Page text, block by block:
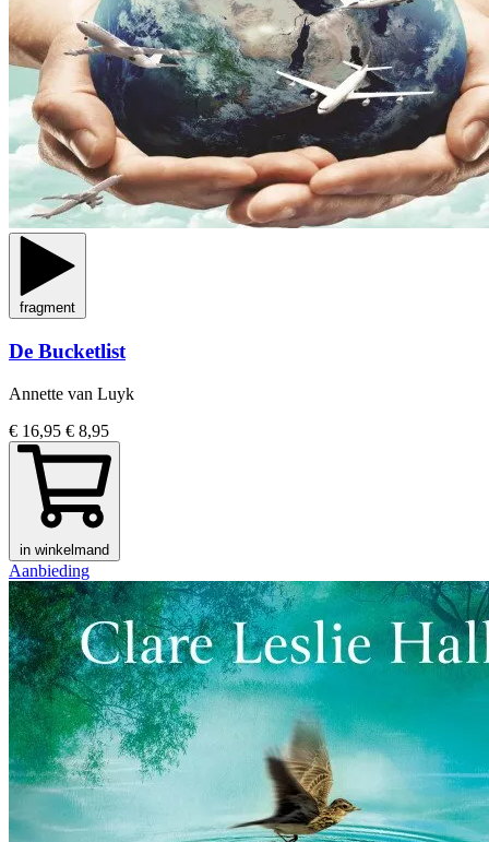
fragment
De Bucketlist
Annette van Luyk
€ 16,95 € 8,95
in winkelmand
Aanbieding